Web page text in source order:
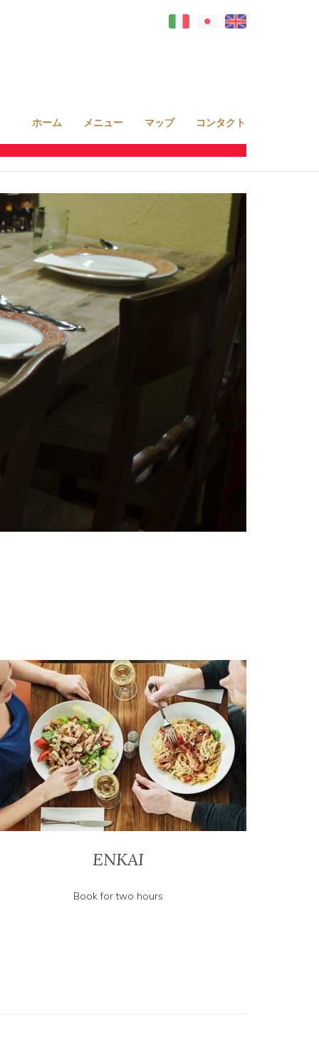
ホーム メニュー マップ コンタクト
ENKAI
Book for two hours